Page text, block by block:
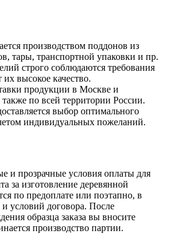
производством поддонов из
тары, транспортной упаковки и пр.
строго соблюдаются требования
высокое качество.
продукции в Москве и
по всей территории России.
выбор оптимального
индивидуальных пожеланий.
и прозрачные условия оплаты для
за изготовление деревянной
по предоплате или поэтапно, в
условий договора. После
образца заказа вы вносите
производство партии.